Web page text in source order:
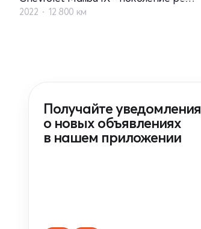
2022 12 800 км
Получайте уведомления
о новых объявлениях
в нашем приложении